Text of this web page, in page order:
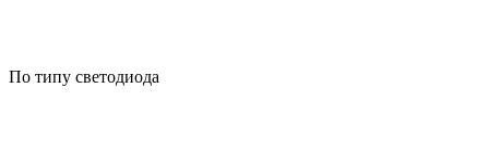
По типу светодиода